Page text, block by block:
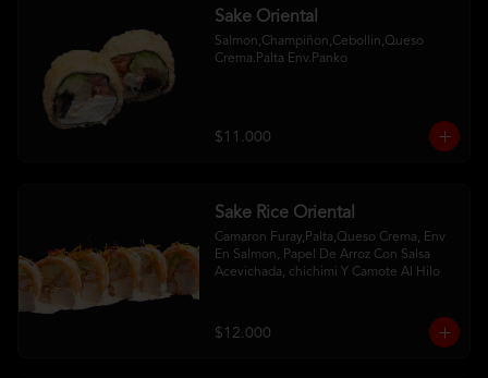
Sake Oriental
Salmon,Champiñon,Cebollin,Queso
Crema.Palta Env.Panko
$11.000
Sake Rice Oriental
Camaron Furay,Palta,Queso Crema, Env
En Salmon, Papel De Arroz Con Salsa
Acevichada, chichimi Y Camote Al Hilo
$12.000